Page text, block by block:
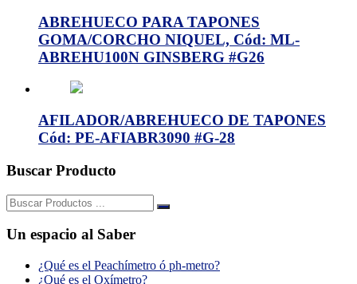
ABREHUECO PARA TAPONES
GOMA/CORCHO NIQUEL, Cód: ML-
ABREHU100N GINSBERG #G26
AFILADOR/ABREHUECO DE TAPONES
Cód: PE-AFIABR3090 #G-28
Buscar Producto
Buscar:
Un espacio al Saber
¿Qué es el Peachímetro ó ph-metro?
¿Qué es el Oxímetro?